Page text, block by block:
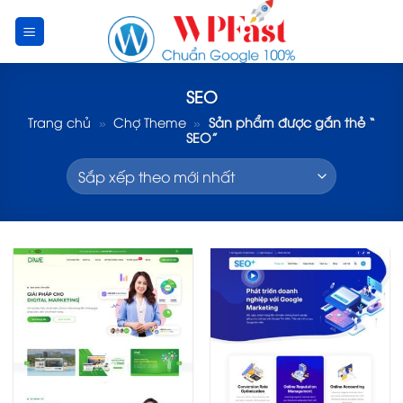
SEO
Trang chủ » Chợ Theme » Sản phẩm được gắn thẻ “
SEO”